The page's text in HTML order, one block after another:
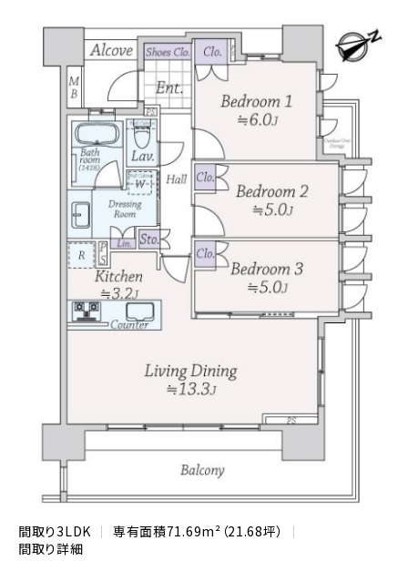
間取り3LDK 専有面積71.69m²（21.68坪）
間取り詳細